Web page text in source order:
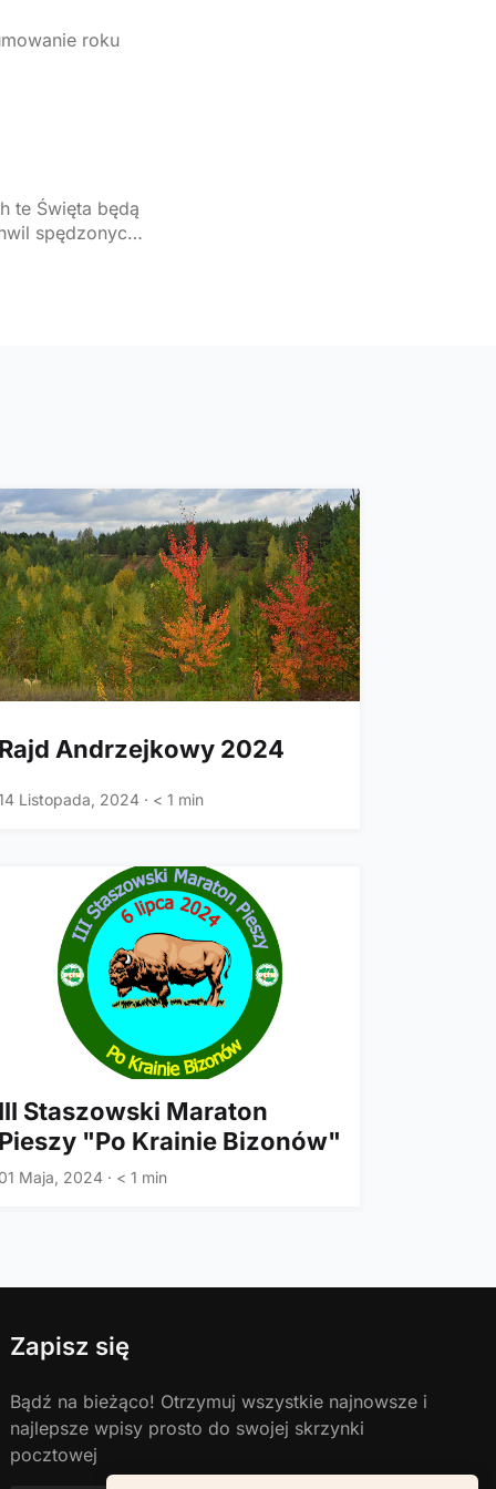
roku
spędzonych
Rajd Andrzejkowy 2024
Listopada, 2024 · < 1 min
III Staszowski Maraton
Pieszy "Po Krainie Bizonów"
01 Maja, 2024 · < 1 min
Zapisz się
Bądź na bieżąco! Otrzymuj wszystkie najnowsze i
najlepsze wpisy prosto do swojej skrzynki
pocztowej